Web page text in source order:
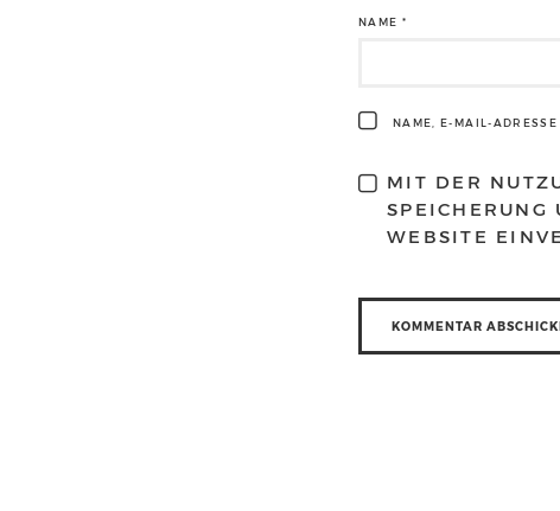
NAME *
NAME, E-MAIL-ADRESSE
MIT DER
SPEICHERUNG
WEBSITE